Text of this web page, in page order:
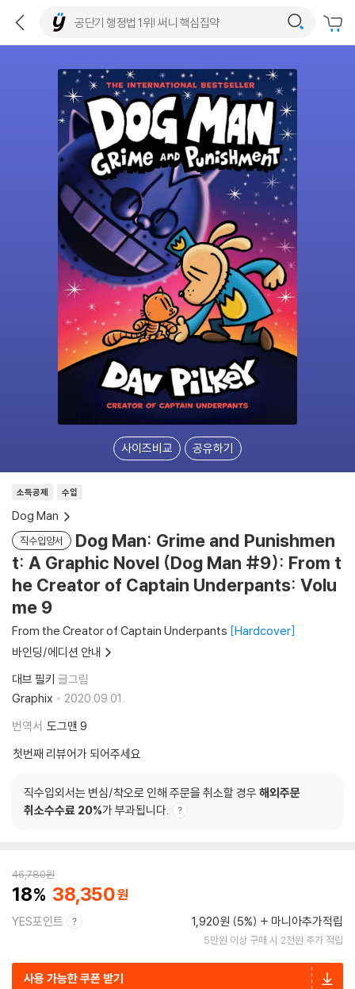
사이즈비교 공유하기
소득공제 수입
Dog Man
직수입양서
Dog Man: Grime and Punishmen
t: A Graphic Novel (Dog Man #9): From t
he Creator of Captain Underpants: Volu
me 9
From the Creator of Captain Underpants Hardcover
바인딩/에디션 안내
대브 필키 글그림
Graphix
2020.09.01.
번역서 도그맨 9
첫번째 리뷰어가 되어주세요
직수입외서는 변심/착오로 인해 주문을 취소할 경우 해외주문
취소수수료 20%가 부과됩니다.
46,780원
18 38,350
YES포인트 1,920원 (5%) 마니아추가적립
5만원 이상 구매 시 2천원 추가 적립
사용 가능한 쿠폰 받기